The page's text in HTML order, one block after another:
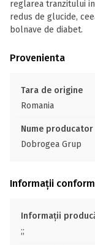
reglarea tranzitului
redus de glucide,
bolnave de diabet.
Provenienta
Tara de origine
Romania
Nume producator
Dobrogea Grup
Informații
Informații
;;